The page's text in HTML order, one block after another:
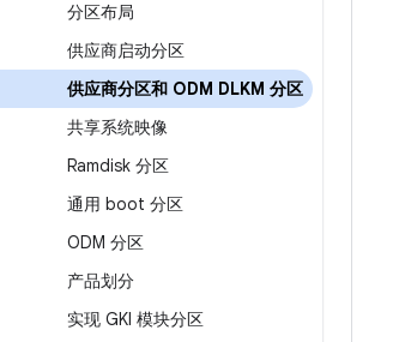
分区布局
供应商启动分区
供应商分区和 ODM DLKM 分区
共享系统映像
Ramdisk 分区
通用 boot 分区
ODM 分区
产品划分
实现 GKI 模块分区